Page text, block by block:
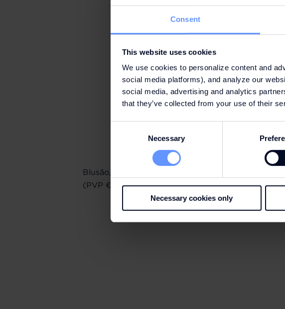
Consent
This website uses cookies
We use cookies to personalize content and
social media platforms), and analyze our
social media, advertising and analytics
that they’ve collected from your use of their
Necessary
Necessary cookies only
Blusão, Karl Lagerfeld €169 (PVP €259) | Saia,
(PVP €350) | Calças, Karl Lagerfeld €119 (PVP